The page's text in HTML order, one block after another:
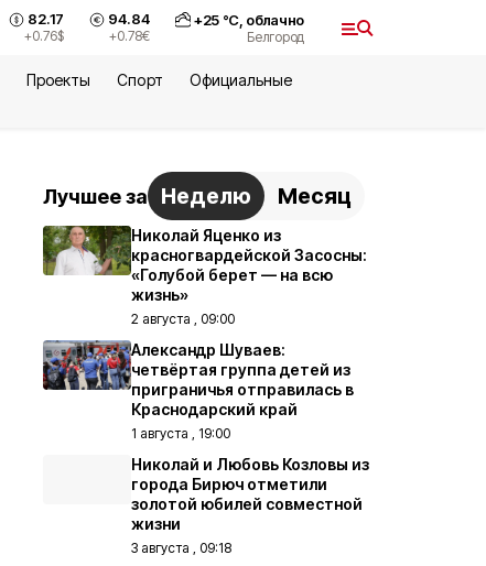
82.17
+0.76$
94.84
+0.78€
+25°С, облачно
Белгород
Проекты Спорт
Официальные
Лучшее за Неделю Месяц
Николай Яценко из
красногвардейской Засосны:
«Голубой берет — на всю
жизнь»
2 августа , 09:00
Александр Шуваев:
четвёртая группа детей из
приграничья отправилась в
Краснодарский край
1 августа , 19:00
Николай и Любовь Козловы из
города Бирюч отметили
золотой юбилей совместной
жизни
3 августа , 09:18